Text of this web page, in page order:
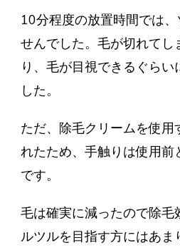
10分程度の放置時間では
せんでした。毛が切れてし
り、毛が目視できるぐらい
した。
ただ、除毛クリームを使用
れたため、手触りは使用前
です。
毛は確実に減ったので除毛
ルツルを目指す方にはあま